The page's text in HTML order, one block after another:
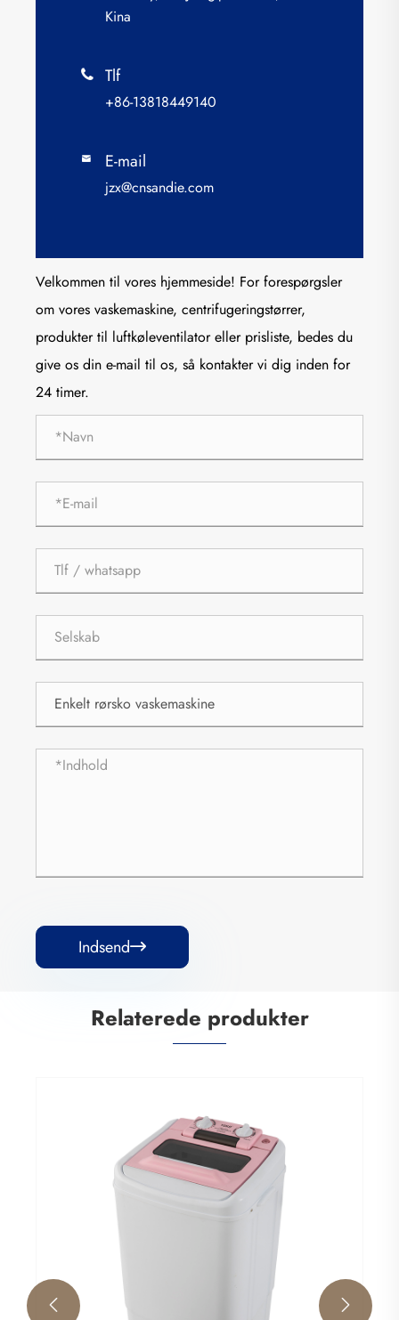
Kina
 Tlf
+86-13818449140
 E-mail
jzx@cnsandie.com
Velkommen til vores hjemmeside! For forespørgsler
om vores vaskemaskine, centrifugeringstørrer,
produkter til luftkøleventilator eller prisliste, bedes du
give os din e-mail til os, så kontakter vi dig inden for
24 timer.
Indsend
Relaterede produkter
Top loading sko vaskemaskine
Se mere >>
 